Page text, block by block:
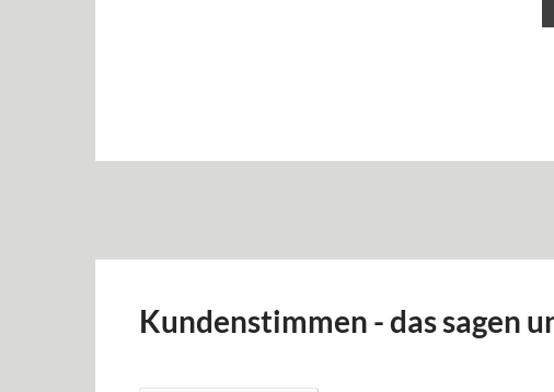
Kundenstimmen - das sagen